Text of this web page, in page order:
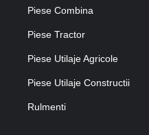
Piese Combina
Piese Tractor
Piese Utilaje Agricole
Piese Utilaje Constructii
Rulmenti